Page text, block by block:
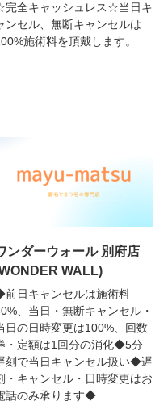
全キャッシュレス☆当日キ
ンセル、無断キャンセルは
施術料を頂戴します。
ンダーウォール 別府店
WALL)
日キャンセルは施術料
、当日・無断キャンセル・
日の日時変更は100%、回数
・定額は1回分の消化◆5分
刻で当日キャンセル扱い◆遅
・キャンセル・日時変更はお
話のみ承ります◆